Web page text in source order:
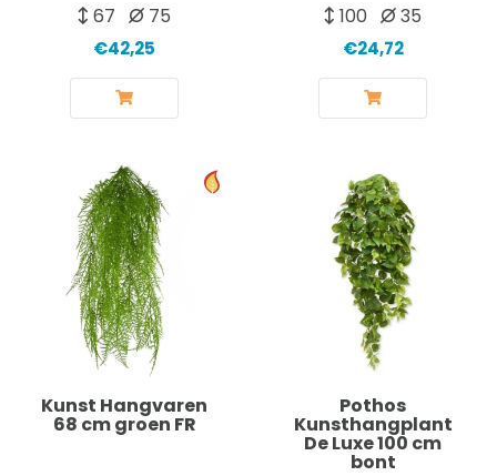
67
75
€42,25
100
35
€24,72
Kunst Hangvaren
68 cm groen FR
Pothos
Kunsthangplant
De Luxe 100 cm
bont